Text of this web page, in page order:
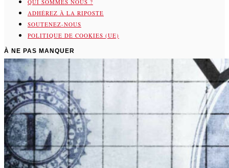
QUI SOMMES NOUS ?
ADHÉREZ À LA RIPOSTE
SOUTENEZ-NOUS
POLITIQUE DE COOKIES (UE)
À NE PAS MANQUER